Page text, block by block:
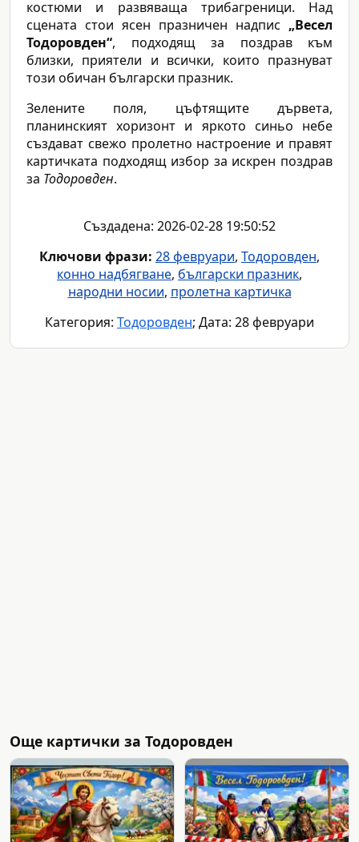
костюми и развяваща трибагреници. Над
сцената стои ясен празничен надпис „Весел
Тодоровден“, подходящ за поздрав към
близки, приятели и всички, които празнуват
този обичан български празник.
Зелените поля, цъфтящите дървета,
планинският хоризонт и яркото синьо небе
създават свежо пролетно настроение и правят
картичката подходящ избор за искрен поздрав
за Тодоровден.
Създадена: 2026-02-28 19:50:52
Ключови фрази: 28 февруари, Тодоровден,
конно надбягване, български празник,
народни носии, пролетна картичка
Категория: Тодоровден; Дата: 28 февруари
Още картички за Тодоровден